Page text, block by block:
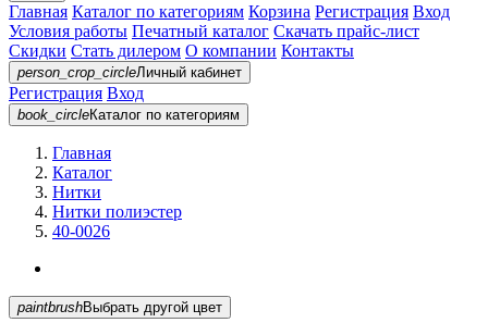
Главная Каталог по категориям Корзина Регистрация Вход
Условия работы Печатный каталог Скачать прайс-лист
Скидки Стать дилером О компании Контакты
person_crop_circleЛичный кабинет
Регистрация Вход
book_circleКаталог по категориям
Главная
Каталог
Нитки
Нитки полиэстер
40-0026
paintbrush Выбрать другой цвет